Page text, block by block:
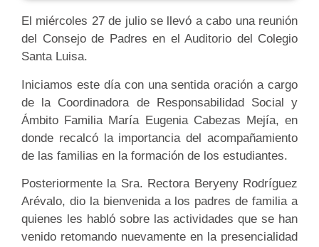
El miércoles 27 de julio se llevó a cabo una reunión
del Consejo de Padres en el Auditorio del Colegio
Santa Luisa.
Iniciamos este día con una sentida oración a cargo
de la Coordinadora de Responsabilidad Social y
Ámbito Familia María Eugenia Cabezas Mejía, en
donde recalcó la importancia del acompañamiento
de las familias en la formación de los estudiantes.
Posteriormente la Sra. Rectora Beryeny Rodríguez
Arévalo, dio la bienvenida a los padres de familia a
quienes les habló sobre las actividades que se han
venido retomando nuevamente en la presencialidad